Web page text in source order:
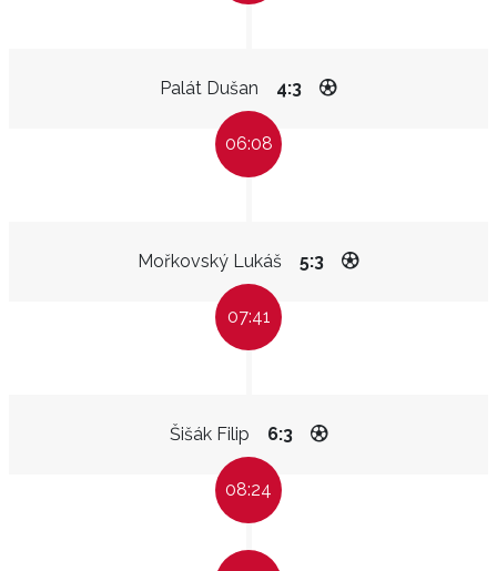
Palát Dušan 4:3
06:08
Mořkovský Lukáš 5:3
07:41
Šišák Filip 6:3
08:24